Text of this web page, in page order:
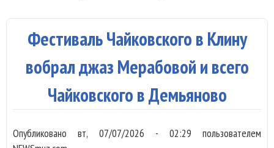
Фестиваль Чайковского в Клину
вобрал джаз Мерабовой и всего
Чайковского в Демьяново
Опубликовановт, 07/07/2026 - 02:29 пользователем